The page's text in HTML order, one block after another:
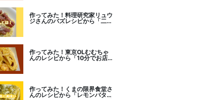
作ってみた！料理研究家リュウ
ジさんのバズレシピから「二度
作ってみた！東京OLむむちゃ
んのレシピから「10分でお店
作ってみた！くまの限界食堂さ
んのレシピから「レモンバター